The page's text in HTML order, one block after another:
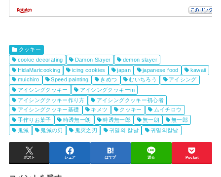
クッキー
cookie decorating
Damon Slayer
demon slayer
HidaMaricooking
icing cookies japan japanese food
kawaii
muichiro
Speed painting きめつ むいちろう
アイシング
アイシングクッキー
アイシングクッキーm
アイシングクッキー作り方
アイシングクッキー初心者
アイシングクッキー基礎
キメツ クッキー
ムイチロウ
手作りお菓子
時透無一朗 時透無一郎 無一朗
無一郎
鬼滅
鬼滅の刃 鬼灭之刃 귀멸의 칼날 귀멸의칼날
ポスト シェア はてブ 送る Pocket